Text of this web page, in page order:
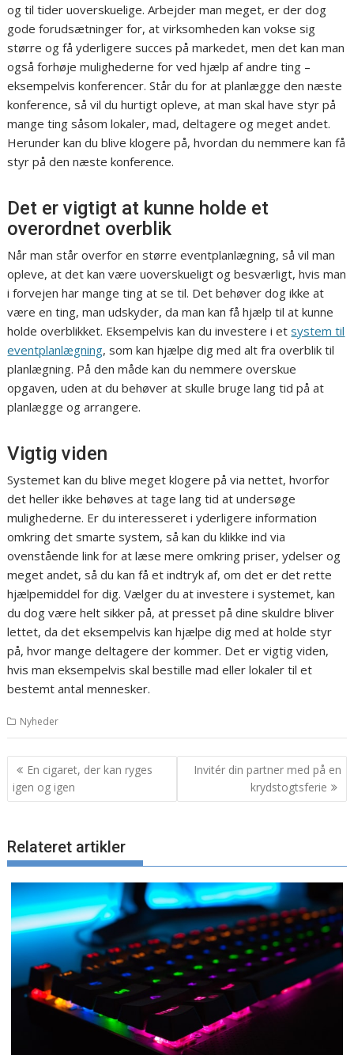
og til tider uoverskuelige. Arbejder man meget, er der dog
gode forudsætninger for, at virksomheden kan vokse sig
større og få yderligere succes på markedet, men det kan man
også forhøje mulighederne for ved hjælp af andre ting –
eksempelvis konferencer. Står du for at planlægge den næste
konference, så vil du hurtigt opleve, at man skal have styr på
mange ting såsom lokaler, mad, deltagere og meget andet.
Herunder kan du blive klogere på, hvordan du nemmere kan få
styr på den næste konference.
Det er vigtigt at kunne holde et
overordnet overblik
Når man står overfor en større eventplanlægning, så vil man
opleve, at det kan være uoverskueligt og besværligt, hvis man
i forvejen har mange ting at se til. Det behøver dog ikke at
være en ting, man udskyder, da man kan få hjælp til at kunne
holde overblikket. Eksempelvis kan du investere i etsystem til
eventplanlægning, som kan hjælpe dig med alt fra overblik til
planlægning. På den måde kan du nemmere overskue
opgaven, uden at du behøver at skulle bruge lang tid på at
planlægge og arrangere.
Vigtig viden
Systemet kan du blive meget klogere på via nettet, hvorfor
det heller ikke behøves at tage lang tid at undersøge
mulighederne. Er du interesseret i yderligere information
omkring det smarte system, så kan du klikke ind via
ovenstående link for at læse mere omkring priser, ydelser og
meget andet, så du kan få et indtryk af, om det er det rette
hjælpemiddel for dig. Vælger du at investere i systemet, kan
du dog være helt sikker på, at presset på dine skuldre bliver
lettet, da det eksempelvis kan hjælpe dig med at holde styr
på, hvor mange deltagere der kommer. Det er vigtig viden,
hvis man eksempelvis skal bestille mad eller lokaler til et
bestemt antal mennesker.
Nyheder
Indlægsnavigation
En cigaret, der kan ryges
igen og igen
Invitér din partner med på en
krydstogtsferie
Relateret artikler